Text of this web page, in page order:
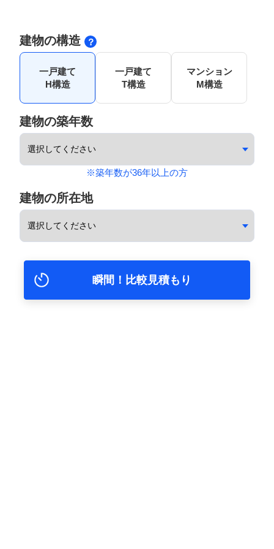
建物の構造
一戸建て
H構造
一戸建て
T構造
マンション
M構造
建物の築年数
※築年数が36年以上の方
建物の所在地
瞬間！比較見積もり